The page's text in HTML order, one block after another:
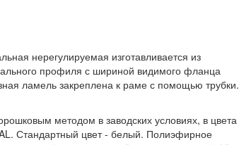
нерегулируемая изготавливается из
профиля с шириной видимого фланца
ламель закреплена к раме с помощью трубки.
методом в заводских условиях, в цвета
Стандартный цвет - белый. Полиэфирное